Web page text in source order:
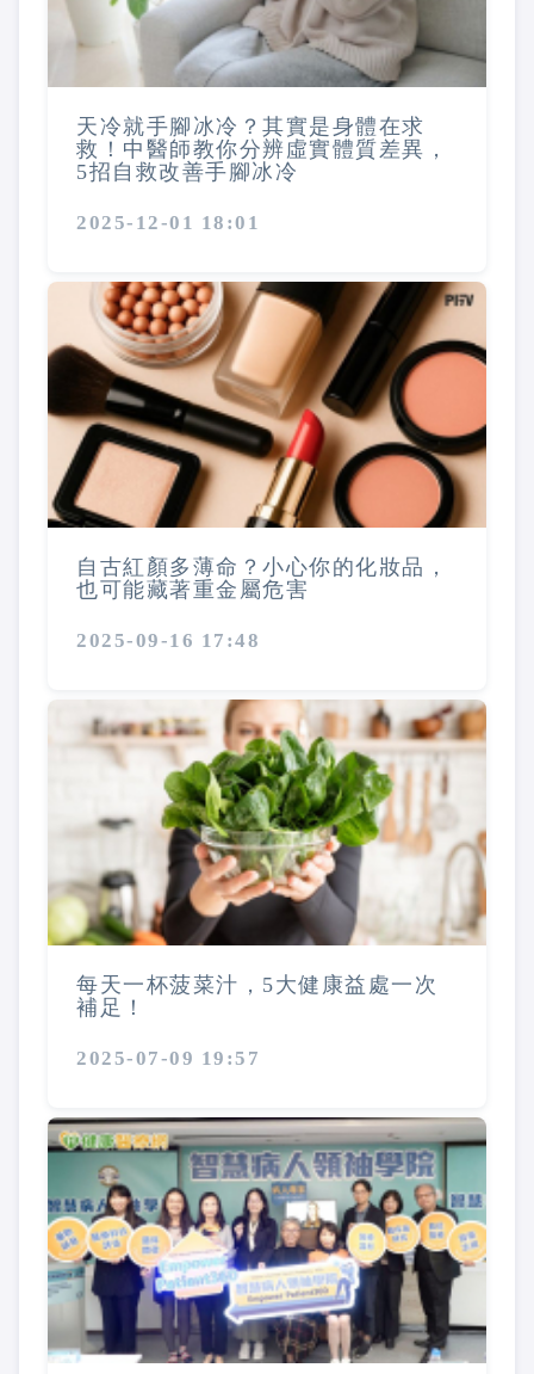
天冷就手腳冰冷？其實是身體在求
救！中醫師教你分辨虛實體質差異，
5招自救改善手腳冰冷
2025-12-01 18:01
自古紅顏多薄命？小心你的化妝品，
也可能藏著重金屬危害
2025-09-16 17:48
每天一杯菠菜汁，5大健康益處一次
補足！
2025-07-09 19:57